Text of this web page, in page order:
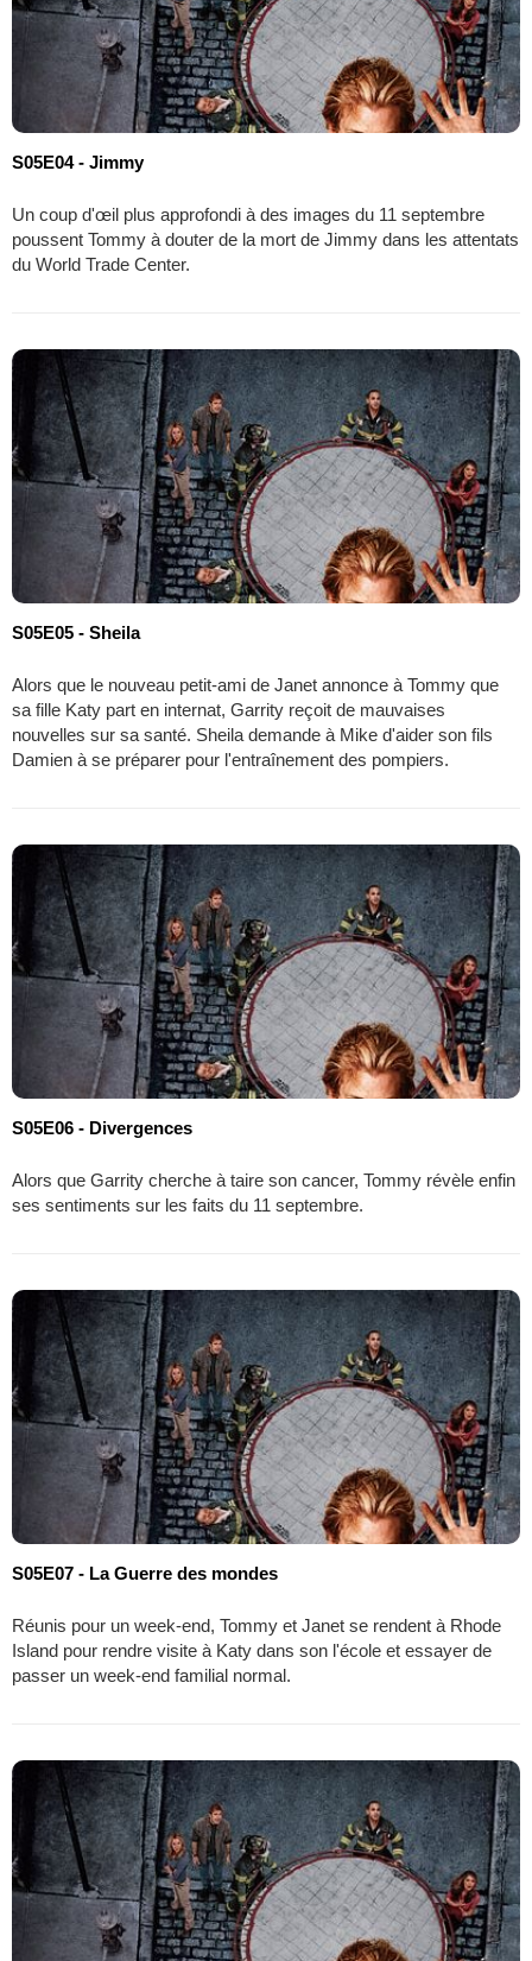
S05E04 - Jimmy
Un coup d'œil plus approfondi à des images du 11 septembre
poussent Tommy à douter de la mort de Jimmy dans les attentats
du World Trade Center.
S05E05 - Sheila
Alors que le nouveau petit-ami de Janet annonce à Tommy que
sa fille Katy part en internat, Garrity reçoit de mauvaises
nouvelles sur sa santé. Sheila demande à Mike d'aider son fils
Damien à se préparer pour l'entraînement des pompiers.
S05E06 - Divergences
Alors que Garrity cherche à taire son cancer, Tommy révèle enfin
ses sentiments sur les faits du 11 septembre.
S05E07 - La Guerre des mondes
Réunis pour un week-end, Tommy et Janet se rendent à Rhode
Island pour rendre visite à Katy dans son l'école et essayer de
passer un week-end familial normal.